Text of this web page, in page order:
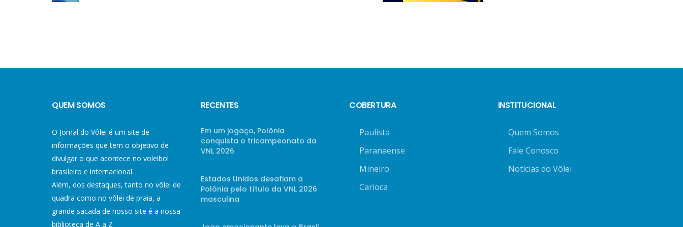
QUEM SOMOS
O Jornal do Vôlei é um site de
informações que tem o objetivo de
divulgar o que acontece no voleibol
brasileiro e internacional.
Além, dos destaques, tanto no vôlei de
quadra como no vôlei de praia, a
grande sacada de nosso site é a nossa
biblioteca de A a Z
RECENTES
Em um jogaço, Polônia
conquista o tricampeonato da
VNL 2026
Estados Unidos desafiam a
Polônia pelo título da VNL 2026
masculina
COBERTURA
Paulista
Paranaense
Mineiro
Carioca
INSTITUCIONAL
Quem Somos
Fale Conosco
Notícias do Vôlei